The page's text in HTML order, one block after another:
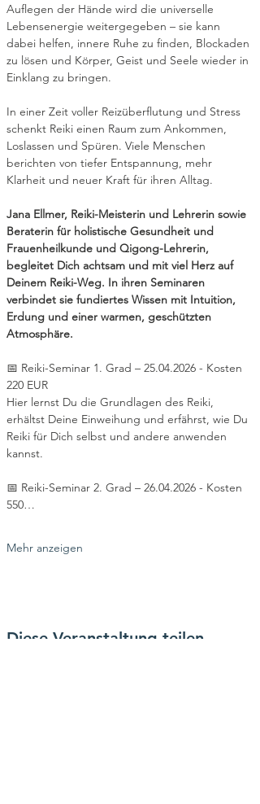
Auflegen der Hände wird die universelle
Lebensenergie weitergegeben – sie kann
dabei helfen, innere Ruhe zu finden, Blockaden
zu lösen und Körper, Geist und Seele wieder in
Einklang zu bringen.
In einer Zeit voller Reizüberflutung und Stress
schenkt Reiki einen Raum zum Ankommen,
Loslassen und Spüren. Viele Menschen
berichten von tiefer Entspannung, mehr
Klarheit und neuer Kraft für ihren Alltag.
Jana Ellmer, Reiki-Meisterin und Lehrerin sowie
Beraterin für holistische Gesundheit und
Frauenheilkunde und Qigong-Lehrerin,
begleitet Dich achtsam und mit viel Herz auf
Deinem Reiki-Weg. In ihren Seminaren
verbindet sie fundiertes Wissen mit Intuition,
Erdung und einer warmen, geschützten
Atmosphäre.
📅 Reiki-Seminar 1. Grad – 25.04.2026 - Kosten
220 EUR
Hier lernst Du die Grundlagen des Reiki,
erhältst Deine Einweihung und erfährst, wie Du
Reiki für Dich selbst und andere anwenden
kannst.
📅 Reiki-Seminar 2. Grad – 26.04.2026 - Kosten
550…
Mehr anzeigen
Diese Veranstaltung teilen